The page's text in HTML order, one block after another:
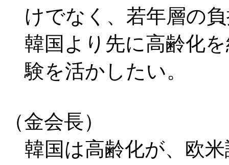
けでなく、若年層の
韓国より先に高齢化
験を活かしたい。
（金会長）
韓国は高齢化が、欧